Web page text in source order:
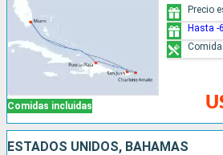
Comidas incluidas
Precio
Hasta -
ESTADOS UNIDOS, BAHAMAS